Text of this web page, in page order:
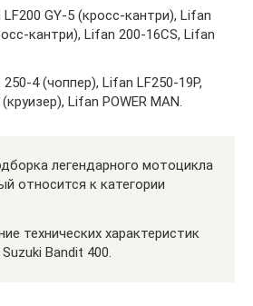
GY-5 (кросс-кантри), Lifan
кантри), Lifan 200-16CS, Lifan
4 (чоппер), Lifan LF250-19P,
Lifan POWER MAN.
легендарного мотоцикла
относится к категории
технических характеристик
Bandit 400.